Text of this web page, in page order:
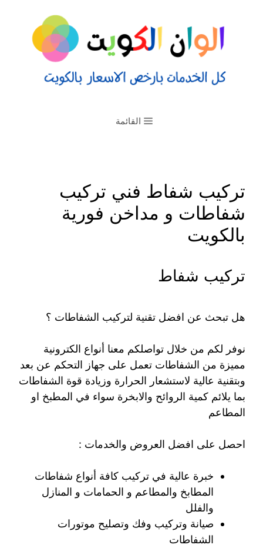
القائمة
تركيب شفاط فني تركيب
شفاطات و مداخن فورية
بالكويت
تركيب شفاط
هل تبحث عن افضل تقنية لتركيب الشفاطات ؟
نوفر لكم من خلال تواصلكم معنا أنواع الكترونية
مميزة من الشفاطات تعمل على جهاز التحكم عن بعد
وبتقنية عالية لاستشعار الحرارة وزيادة قوة الشفاطات
بما يلائم كمية الروائح والابخرة سواء في المطبخ او
المطاعم
احصل على افضل العروض والخدمات :
خبرة عالية في تركيب كافة أنواع شفاطات
المطابخ والمطاعم و الحمامات و المنازل
والفلل
صيانة وتركيب وفك وتصليح موتورات
الشفاطات